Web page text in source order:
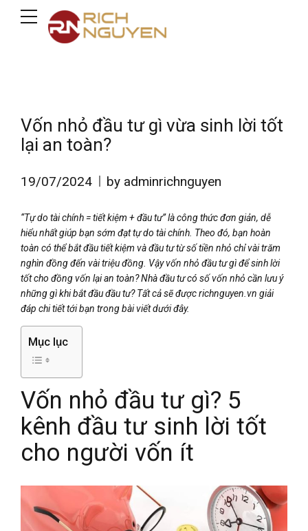
Vốn nhỏ đầu tư gì vừa sinh lời tốt
lại an toàn?
19/07/2024 by adminrichnguyen
“Tự do tài chính = tiết kiệm + đầu tư” là công thức đơn giản, dễ
hiểu nhất giúp bạn sớm đạt tự do tài chính. Theo đó, bạn hoàn
toàn có thể bắt đầu tiết kiệm và đầu tư từ số tiền nhỏ chỉ vài trăm
nghìn đồng đến vài triệu đồng. Vậy vốn nhỏ đầu tư gì để sinh lời
tốt cho đồng vốn lại an toàn? Nhà đầu tư có số vốn nhỏ cần lưu ý
những gì khi bắt đầu đầu tư? Tất cả sẽ được richnguyen.vn giải
đáp chi tiết tới bạn trong bài viết dưới đây.
Mục lục
Vốn nhỏ đầu tư gì? 5
kênh đầu tư sinh lời tốt
cho người vốn ít